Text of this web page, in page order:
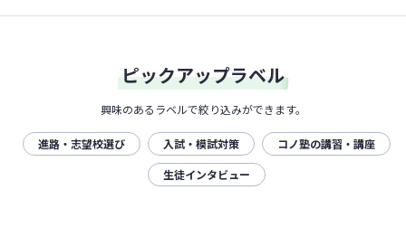
ピックアップラベル
興味のあるラベルで絞り込みができます。
進路・志望校選び 入試・模試対策
コノ塾の講習・講座
生徒インタビュー